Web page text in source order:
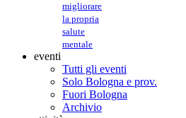
migliorare
la propria
salute
mentale
eventi
Tutti gli eventi
Solo Bologna e prov.
Fuori Bologna
Archivio